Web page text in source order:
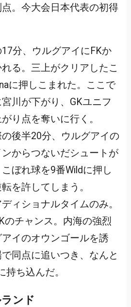
。今大会日本代表の初得
分、ウルグアイにFKか
る。三上がクリアしたこ
に押しこまれた。ここで
川が下がり、GKユニフ
り点を奪いに行く。
後半20分、ウルグアイの
からつないだシュートが
ぼれ球を9番Wildに押し
を許してしまう。
ィショナルタイムのみ。
のチャンス。内海の強烈
イのオウンゴールを誘
同点に追いつき、なんと
持ち込んだ。
ンド